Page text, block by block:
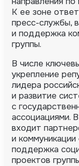
К ее зоне
пресс-службы,
и поддержка
группы.
В числе
укрепление
лидера
и развитие
с
ассоциациями.
входит
и
поддержка
проектов